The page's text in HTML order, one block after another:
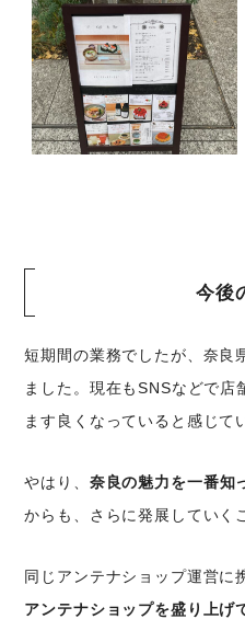
今後
短期間の業務でしたが、奈良
ました。現在もSNSなどで店
ます良くなっていると感じて
やはり、 奈良の魅力を一番知
からも、さらに発展していく
同じアンテナショップ運営に
アンテナショップを盛り上げ